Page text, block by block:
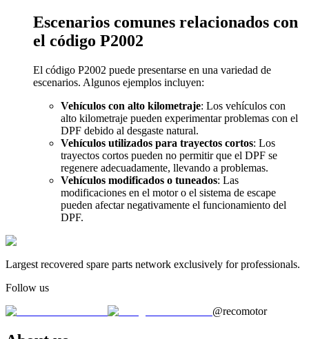
Escenarios comunes relacionados con
el código P2002
El código P2002 puede presentarse en una variedad de
escenarios. Algunos ejemplos incluyen:
Vehículos con alto kilometraje: Los vehículos con
alto kilometraje pueden experimentar problemas con el
DPF debido al desgaste natural.
Vehículos utilizados para trayectos cortos: Los
trayectos cortos pueden no permitir que el DPF se
regenere adecuadamente, llevando a problemas.
Vehículos modificados o tuneados: Las
modificaciones en el motor o el sistema de escape
pueden afectar negativamente el funcionamiento del
DPF.
Largest recovered spare parts network exclusively for professionals.
Follow us
@recomotor